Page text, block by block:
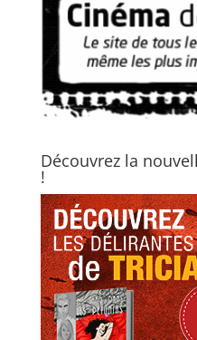
Découvrez la
!